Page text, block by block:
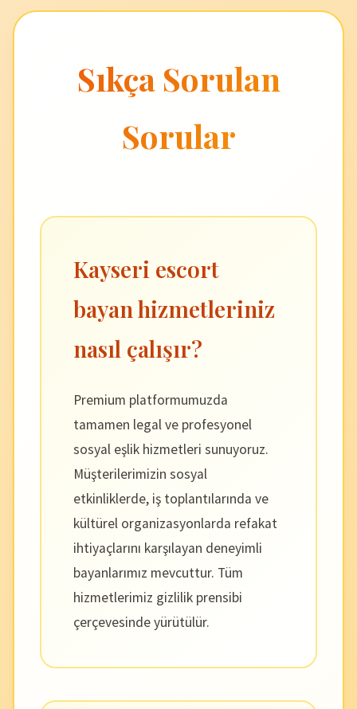
Sıkça Sorulan
Sorular
Kayseri escort
bayan hizmetleriniz
nasıl çalışır?
Premium platformumuzda
tamamen legal ve profesyonel
sosyal eşlik hizmetleri sunuyoruz.
Müşterilerimizin sosyal
etkinliklerde, iş toplantılarında ve
kültürel organizasyonlarda refakat
ihtiyaçlarını karşılayan deneyimli
bayanlarımız mevcuttur. Tüm
hizmetlerimiz gizlilik prensibi
çerçevesinde yürütülür.